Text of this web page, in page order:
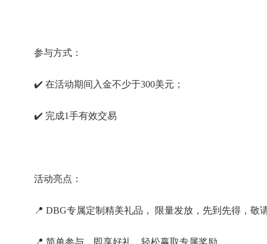
参与方式：
✔️ 在活动期间入金不少于300美元；
✔️ 完成1手有效交易
活动亮点：
📍 DBG专属定制精美礼品， 限量发放，先到先得，敬
📍 简单参与，即享好礼，轻松赢取专属奖励。